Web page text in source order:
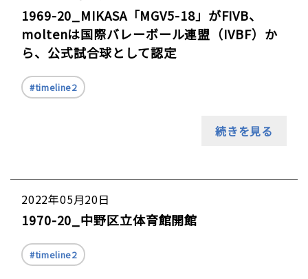
1969-20_MIKASA「MGV5-18」がFIVB、
moltenは国際バレーボール連盟（IVBF）か
ら、公式試合球として認定
timeline2
続きを見る
2022年05月20日
1970-20_中野区立体育館開館
timeline2